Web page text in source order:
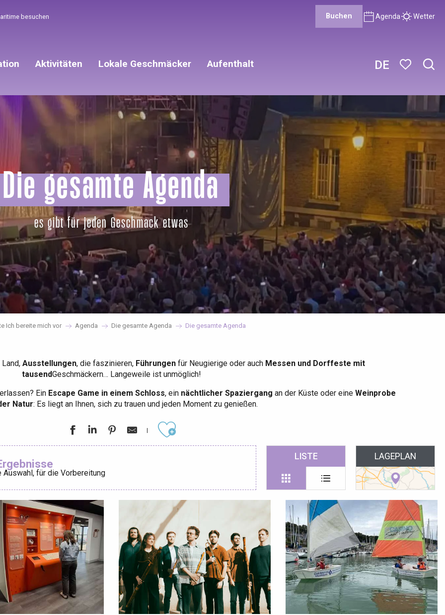
DE
besuchen Buchen Agenda Wetter
Lille 2h30
Bresle
Aktivitäten Lokale Geschmäcker Aufenthalt
Die gesamte Agenda
es gibt für jeden Geschmack etwas
Ich bereite mich vor Agenda Die gesamte Agenda Die gesamte Agenda
Ausstellungen, die faszinieren, Führungenfür Neugierige oder auch Messen und Dorffeste mit
tausendGeschmäckern… Langeweile ist unmöglich!
Ein Escape Game in einem Schloss, ein nächtlicher Spaziergang an der Küste oder eine Weinprobe
Natur: Es liegt an Ihnen, sich zu trauen und jeden Moment zu genießen.
Ajouter aux favoris
Auswahl, für die Vorbereitung
LISTE LAGEPLAN